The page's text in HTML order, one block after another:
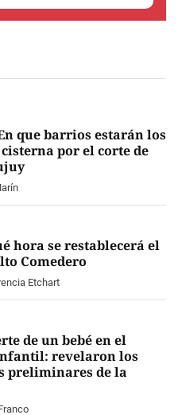
que barrios estarán los
por el corte de
hora se restablecerá el
Comedero
Etchart
de un bebé en el
revelaron los
preliminares de la